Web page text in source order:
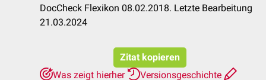
DocCheck Flexikon 08.02.2018. Letzte Bearbeitung
21.03.2024
Zitat kopieren
Was zeigt hierher
Versionsgeschichte